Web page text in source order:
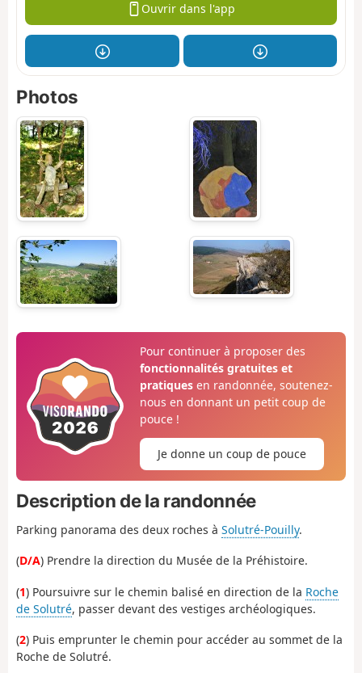
Ouvrir dans l'app
Photos
Pour continuer à proposer des
fonctionnalités gratuites et
pratiquesen randonnée, soutenez-
nous en donnant un petit coup de
pouce !
Je donne un coup de pouce
Description de la randonnée
Parking panorama des deux roches à Solutré-Pouilly.
(D/A) Prendre la direction du Musée de la Préhistoire.
(1) Poursuivre sur le chemin balisé en direction de la Roche
de Solutré, passer devant des vestiges archéologiques.
(2) Puis emprunter le chemin pour accéder au sommet de la
Roche de Solutré.